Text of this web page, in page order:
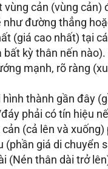
vùng cản (vùng cản)
như đường thẳng
(giá cao nhất) tại
kỳ thân nến
mạnh, rõ ràng
thành gần đây
phải có tín hiệu
(cả lên và
(phần giá di
(Nén thân dài trở